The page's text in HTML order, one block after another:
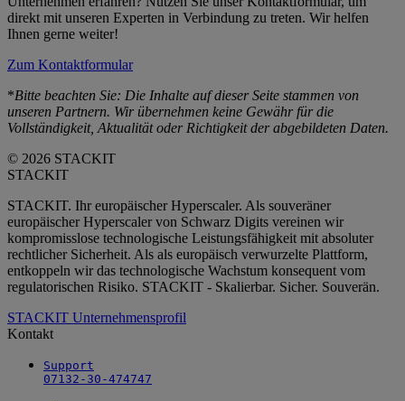
direkt mit unseren Experten in Verbindung zu treten. Wir helfen
Ihnen gerne weiter!
Zum Kontaktformular
*Bitte beachten Sie: Die Inhalte auf dieser Seite stammen von
unseren Partnern. Wir übernehmen keine Gewähr für die
Vollständigkeit, Aktualität oder Richtigkeit der abgebildeten Daten.
© 2026 STACKIT
STACKIT
STACKIT. Ihr europäischer Hyperscaler. Als souveräner
europäischer Hyperscaler von Schwarz Digits vereinen wir
kompromisslose technologische Leistungsfähigkeit mit absoluter
rechtlicher Sicherheit. Als als europäisch verwurzelte Plattform,
entkoppeln wir das technologische Wachstum konsequent vom
regulatorischen Risiko. STACKIT - Skalierbar. Sicher. Souverän.
STACKIT Unternehmensprofil
Kontakt
Support
07132-30-474747